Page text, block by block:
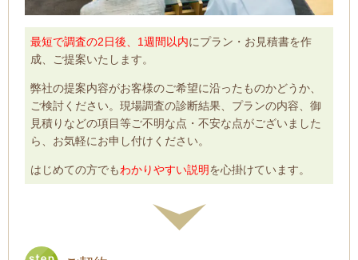
最短で調査の2日後、1週間以内にプラン・お見積書を作
成、ご提案いたします。
弊社の提案内容がお客様のご希望に沿ったものかどうか、
ご検討ください。現場調査の診断結果、プランの内容、御
見積りなどの項目等ご不明な点・不安な点がございました
ら、お気軽にお申し付けください。
はじめての方でもわかりやすい説明を心掛けています。